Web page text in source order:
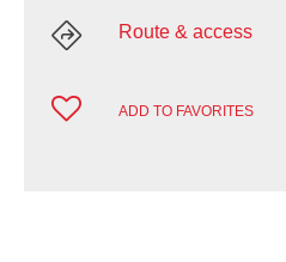
Route & access
ADD TO FAVORITES